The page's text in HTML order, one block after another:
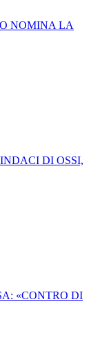
NOMINA LA
DI OSSI,
«CONTRO DI